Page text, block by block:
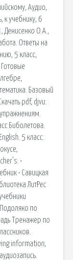
Аудио,
к учебнику, 6
Денисенко О.А.,
Ответы на
5 класс,
Базовый
pdf, djvu:
Биболетова.
5 класс.
•
• Савицкая
ЛитРес
по
Тренажер по
information,